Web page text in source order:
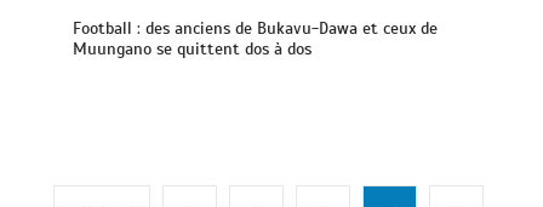
Football : des anciens de Bukavu-Dawa et ceux de
Muungano se quittent dos à dos